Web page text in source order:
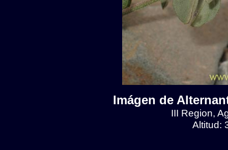
Imágen de
III Region,
Altitud: